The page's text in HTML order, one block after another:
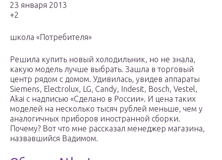
23 января 2013
+2
школа «Потребителя»
Решила купить новый холодильник, но не знала,
какую модель лучше выбрать. Зашла в торговый
центр рядом с домом. Удивилась, увидев аппараты
Siemens, Electrolux, LG, Candy, Indesit, Bosch, Vestel,
Akai с надписью «Сделано в России». И цена таких
моделей на несколько тысяч рублей меньше, чем у
аналогичных приборов иностранной сборки.
Почему? Вот что мне рассказал менеджер магазина,
назвавшийся Вадимом.